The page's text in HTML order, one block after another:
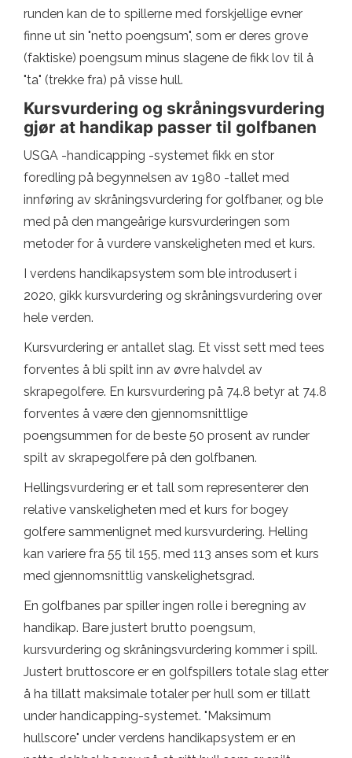
runden kan de to spillerne med forskjellige evner
finne ut sin "netto poengsum", som er deres grove
(faktiske) poengsum minus slagene de fikk lov til å
"ta" (trekke fra) på visse hull.
Kursvurdering og skråningsvurdering
gjør at handikap passer til golfbanen
USGA -handicapping -systemet fikk en stor
foredling på begynnelsen av 1980 -tallet med
innføring av skråningsvurdering for golfbaner, og ble
med på den mangeårige kursvurderingen som
metoder for å vurdere vanskeligheten med et kurs.
I verdens handikapsystem som ble introdusert i
2020, gikk kursvurdering og skråningsvurdering over
hele verden.
Kursvurdering er antallet slag. Et visst sett med tees
forventes å bli spilt inn av øvre halvdel av
skrapegolfere. En kursvurdering på 74.8 betyr at 74.8
forventes å være den gjennomsnittlige
poengsummen for de beste 50 prosent av runder
spilt av skrapegolfere på den golfbanen.
Hellingsvurdering er et tall som representerer den
relative vanskeligheten med et kurs for bogey
golfere sammenlignet med kursvurdering. Helling
kan variere fra 55 til 155, med 113 anses som et kurs
med gjennomsnittlig vanskelighetsgrad.
En golfbanes par spiller ingen rolle i beregning av
handikap. Bare justert brutto poengsum,
kursvurdering og skråningsvurdering kommer i spill.
Justert bruttoscore er en golfspillers totale slag etter
å ha tillatt maksimale totaler per hull som er tillatt
under handicapping-systemet. "Maksimum
hullscore" under verdens handikapsystem er en